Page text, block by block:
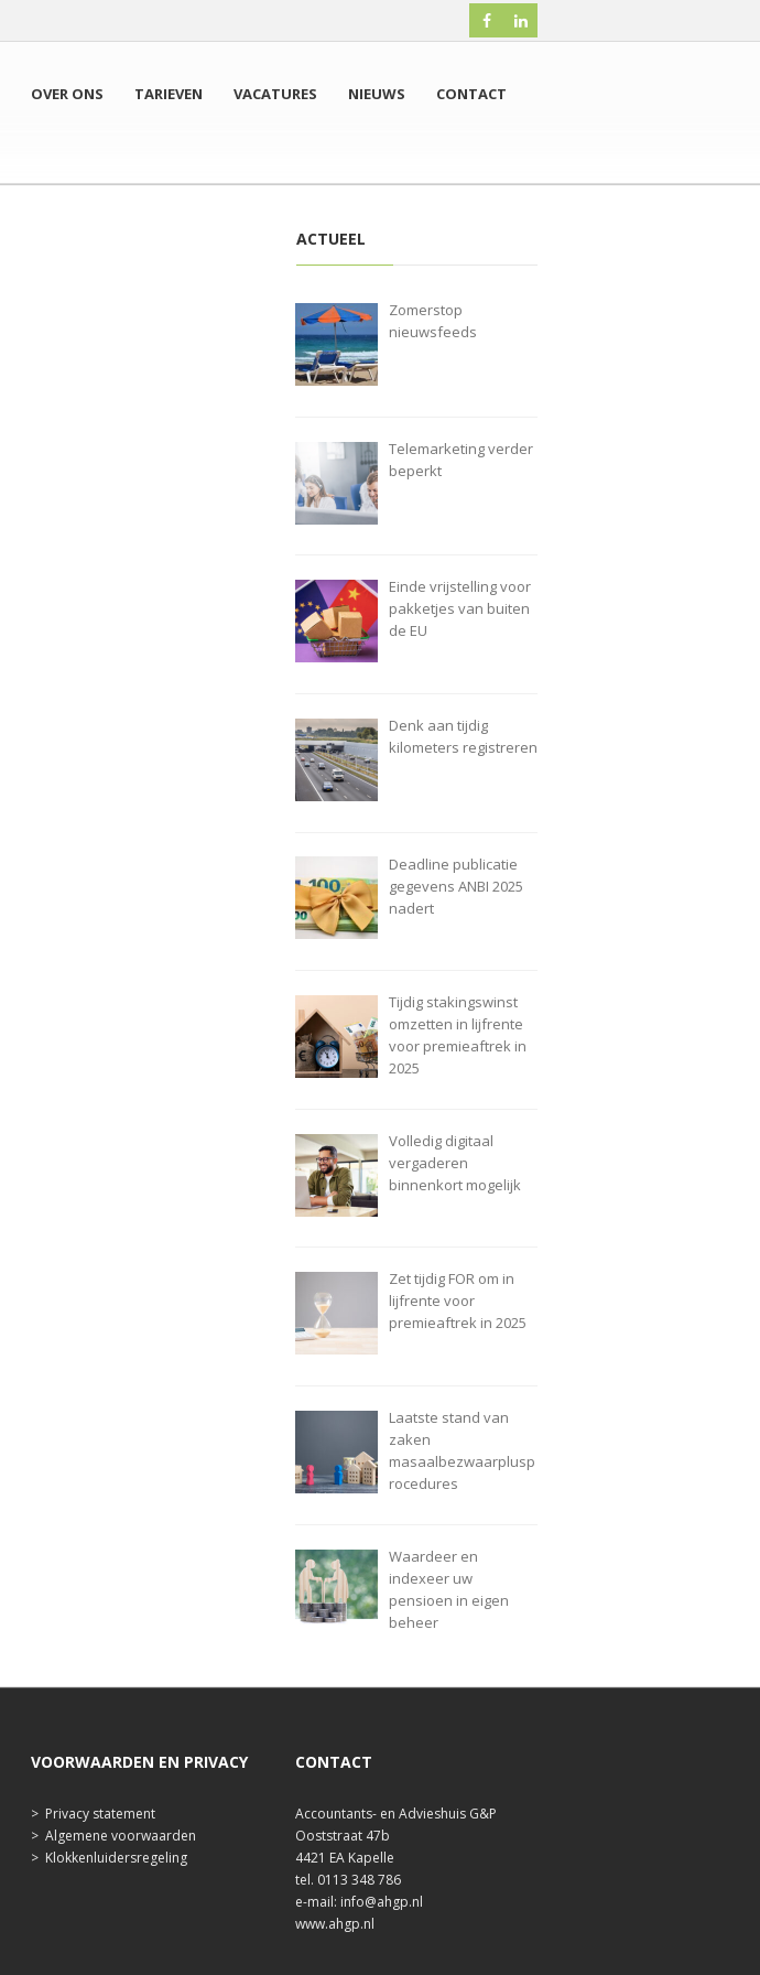
OVER ONS TARIEVEN VACATURES NIEUWS CONTACT
ACTUEEL
Zomerstop
nieuwsfeeds
Telemarketing verder
beperkt
Einde vrijstelling voor
pakketjes van buiten
de EU
Denk aan tijdig
kilometers registreren
Deadline publicatie
gegevens ANBI 2025
nadert
Tijdig stakingswinst
omzetten in lijfrente
voor premieaftrek in
2025
Volledig digitaal
vergaderen
binnenkort mogelijk
Zet tijdig FOR om in
lijfrente voor
premieaftrek in 2025
Laatste stand van
zaken
masaalbezwaarplusp
rocedures
Waardeer en
indexeer uw
pensioen in eigen
beheer
VOORWAARDEN EN PRIVACY
> Privacy statement
> Algemene voorwaarden
> Klokkenluidersregeling
CONTACT
Accountants- en Advieshuis G&P
Ooststraat 47b
4421 EA Kapelle
tel. 0113 348 786
e-mail: info@ahgp.nl
www.ahgp.nl